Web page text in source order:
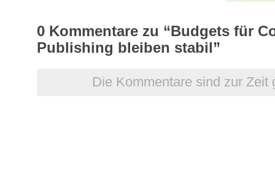
0 Kommentare zu “Budgets für
Publishing bleiben stabil”
Die Kommentare sind zur Zeit